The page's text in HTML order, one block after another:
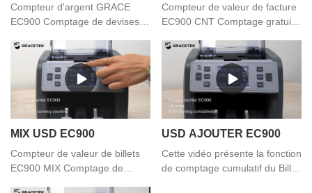
Compteur d'argent GRACE
EC900 Comptage de devises
Compteur de valeur de facture
EC900 CNT Comptage gratuit
MIX USD EC900
Compteur de valeur de billets
EC900 MIX Comptage de
USD AJOUTER EC900
Cette vidéo présente la fonction
de comptage cumulatif du Bill